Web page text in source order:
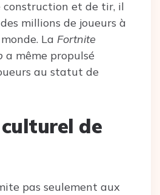
construction et de tir, il
millions de joueurs à
La Fortnite
a même propulsé
au statut de
culturel de
pas seulement aux